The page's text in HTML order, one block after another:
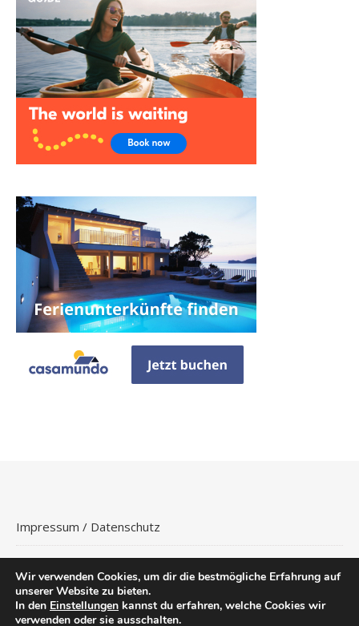
Impressum / Datenschutz
Copyright © 2026Hotels Buchen.
Wir verwenden Cookies, um dir die bestmögliche Erfahrung auf
unserer Website zu bieten.
In den Einstellungen kannst du erfahren, welche Cookies wir
verwenden oder sie ausschalten.